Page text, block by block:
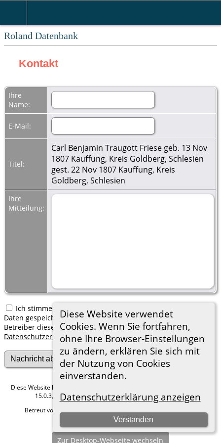
Roland Datenbank
Diese Website verwendet
Cookies. Wenn Sie fortfahren,
ohne Ihre Browser-Einstellungen
zu ändern, erklären Sie sich mit
der Nutzung von Cookies
einverstanden.
Datenschutzerklärung anzeigen
Verstanden
Kontakt
Ihre
Name:
E-Mail:
Titel:
Carl Benjamin Traugott Friese geb. 13 Nov
1807 Kauffung, Kreis Goldberg, Schlesien
gest. 22 Nov 1807 Kauffung, Kreis
Goldberg, Schlesien
Ihre
Mitteilung:
Ich stimme zu, dass meine hier erfassten persönlichen
Daten gespeichert werden. Ich verstehe, dass ich jederzeit den
Betreiber dieser Website bitten kann, diese Daten zu löschen.
Datenschutzerklärung
Diese Website läuft mit
15.0.3, programmiert von Darrin Lythgoe © 2001-2026.
Betreut von
Hier geht es zum Impressum
Zur Desktop-Webseite wechseln